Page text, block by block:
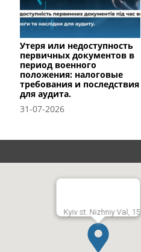
Утеря или недоступность
первичных документов в
период военного
положения: налоговые
требования и последствия
для аудита.
31-07-2026
Kyiv st. Nizhniy Val, 15